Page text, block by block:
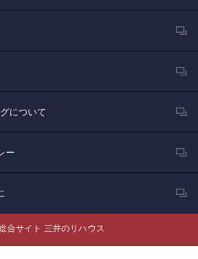
について
ー
合サイト 三井のリハウス